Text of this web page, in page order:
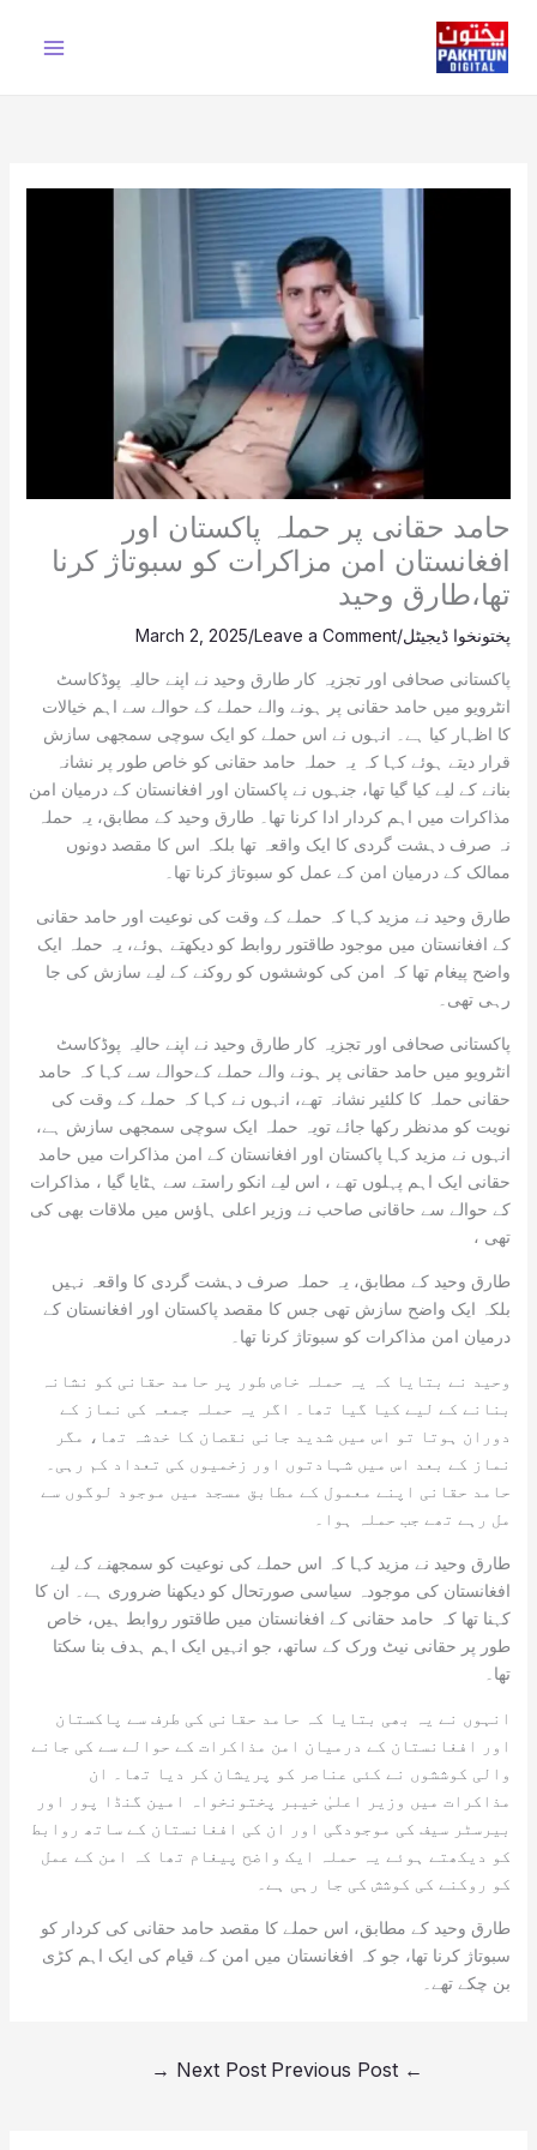
content
حامد حقانی پر حملہ پاکستان اور
افغانستان امن مزاکرات کو سبوتاژ کرنا
تھا،طارق وحید
پختونخوا ڈیجیٹل/
Leave a Comment
/
March 2, 2025
پاکستانی صحافی اور تجزیہ کار طارق وحید نے اپنے حالیہ پوڈکاسٹ
انٹرویو میں حامد حقانی پر ہونے والے حملے کے حوالے سے اہم خیالات
کا اظہار کیا ہے۔ انہوں نے اس حملے کو ایک سوچی سمجھی سازش
قرار دیتے ہوئے کہا کہ یہ حملہ حامد حقانی کو خاص طور پر نشانہ
بنانے کے لیے کیا گیا تھا، جنہوں نے پاکستان اور افغانستان کے درمیان امن
مذاکرات میں اہم کردار ادا کرنا تھا۔ طارق وحید کے مطابق، یہ حملہ
نہ صرف دہشت گردی کا ایک واقعہ تھا بلکہ اس کا مقصد دونوں
ممالک کے درمیان امن کے عمل کو سبوتاژ کرنا تھا۔
طارق وحید نے مزید کہا کہ حملے کے وقت کی نوعیت اور حامد حقانی
کے افغانستان میں موجود طاقتور روابط کو دیکھتے ہوئے، یہ حملہ ایک
واضح پیغام تھا کہ امن کی کوششوں کو روکنے کے لیے سازش کی جا
رہی تھی۔
پاکستانی صحافی اور تجزیہ کار طارق وحید نے اپنے حالیہ پوڈکاسٹ
انٹرویو میں حامد حقانی پر ہونے والے حملے کےحوالے سے کہا کہ حامد
حقانی حملہ کا کلئیر نشانہ تھے، انہوں نے کہا کہ حملے کے وقت کی
نویت کو مدنظر رکھا جائے تویہ حملہ ایک سوچی سمجھی سازش ہے،
انہوں نے مزید کہا پاکستان اور افغانستان کے امن مذاکرات میں حامد
حقانی ایک اہم پہلوں تھے ، اس لیے انکو راستے سے ہٹایا گیا ، مذاکرات
کے حوالے سے حاقانی صاحب نے وزیر اعلی ہاؤس میں ملاقات بھی کی
تھی ،
طارق وحید کے مطابق، یہ حملہ صرف دہشت گردی کا واقعہ نہیں
بلکہ ایک واضح سازش تھی جس کا مقصد پاکستان اور افغانستان کے
درمیان امن مذاکرات کو سبوتاژ کرنا تھا۔
وحید نے بتایا کہ یہ حملہ خاص طور پر حامد حقانی کو نشانہ
بنانے کے لیے کیا گیا تھا۔ اگر یہ حملہ جمعہ کی نماز کے
دوران ہوتا تو اس میں شدید جانی نقصان کا خدشہ تھا، مگر
نماز کے بعد اس میں شہادتوں اور زخمیوں کی تعداد کم رہی۔
حامد حقانی اپنے معمول کے مطابق مسجد میں موجود لوگوں سے
مل رہے تھے جب حملہ ہوا۔
طارق وحید نے مزید کہا کہ اس حملے کی نوعیت کو سمجھنے کے لیے
افغانستان کی موجودہ سیاسی صورتحال کو دیکھنا ضروری ہے۔ ان کا
کہنا تھا کہ حامد حقانی کے افغانستان میں طاقتور روابط ہیں، خاص
طور پر حقانی نیٹ ورک کے ساتھ، جو انہیں ایک اہم ہدف بنا سکتا
تھا۔
انہوں نے یہ بھی بتایا کہ حامد حقانی کی طرف سے پاکستان
اور افغانستان کے درمیان امن مذاکرات کے حوالے سے کی جانے
والی کوششوں نے کئی عناصر کو پریشان کر دیا تھا۔ ان
مذاکرات میں وزیر اعلیٰ خیبر پختونخواہ امین گنڈا پور اور
بیرسٹر سیف کی موجودگی اور ان کی افغانستان کے ساتھ روابط
کو دیکھتے ہوئے یہ حملہ ایک واضح پیغام تھا کہ امن کے عمل
کو روکنے کی کوشش کی جا رہی ہے۔
طارق وحید کے مطابق، اس حملے کا مقصد حامد حقانی کی کردار کو
سبوتاژ کرنا تھا، جو کہ افغانستان میں امن کے قیام کی ایک اہم کڑی
بن چکے تھے۔
←
Next Post
→